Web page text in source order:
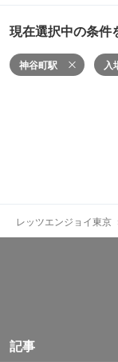
現在選択中の条件
神谷町駅 入
レッツエンジョイ東京
記事